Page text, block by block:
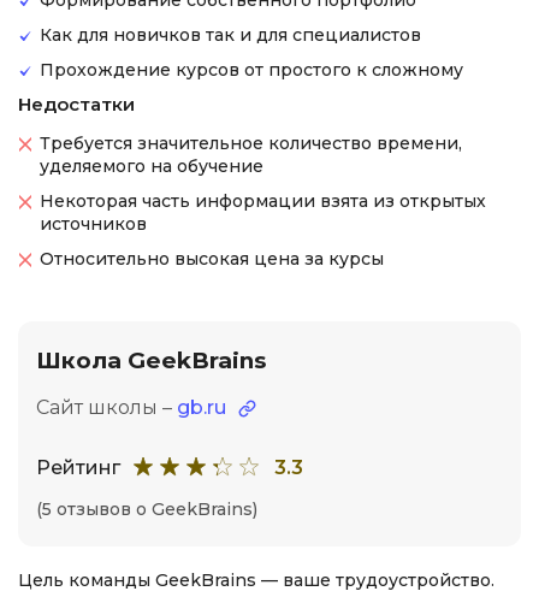
Как для новичков так и для специалистов
Прохождение курсов от простого к сложному
Недостатки
Требуется значительное количество времени,
уделяемого на обучение
Некоторая часть информации взята из открытых
источников
Относительно высокая цена за курсы
Школа GeekBrains
Сайт школы – gb.ru
Рейтинг 3.3
(5 отзывов о GeekBrains)
Цель команды GeekBrains — ваше трудоустройство.